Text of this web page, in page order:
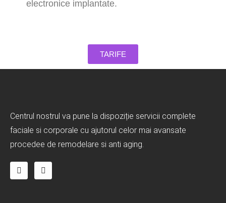
electronice implantate.
TARIFE
Centrul nostrul va pune la dispoziție servicii complete
faciale si corporale cu ajutorul celor mai avansate
procedee de remodelare si anti aging.